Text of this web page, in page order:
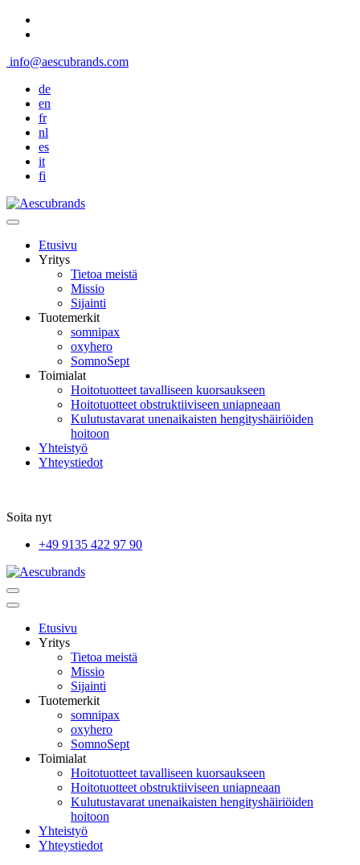
info@aescubrands.com
de
en
fr
nl
es
it
fi
Etusivu
Yritys
Tietoa meistä
Missio
Sijainti
Tuotemerkit
somnipax
oxyhero
SomnoSept
Toimialat
Hoitotuotteet tavalliseen kuorsaukseen
Hoitotuotteet obstruktiiviseen uniapneaan
Kulutustavarat unenaikaisten hengityshäiriöiden
hoitoon
Yhteistyö
Yhteystiedot
Soita nyt
+49 9135 422 97 90
Etusivu
Yritys
Tietoa meistä
Missio
Sijainti
Tuotemerkit
somnipax
oxyhero
SomnoSept
Toimialat
Hoitotuotteet tavalliseen kuorsaukseen
Hoitotuotteet obstruktiiviseen uniapneaan
Kulutustavarat unenaikaisten hengityshäiriöiden
hoitoon
Yhteistyö
Yhteystiedot